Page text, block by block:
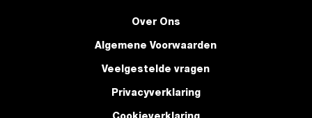
Over Ons
Algemene Voorwaarden
Veelgestelde vragen
Privacyverklaring